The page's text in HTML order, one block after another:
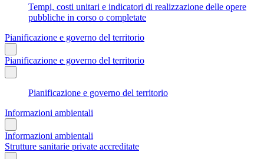
Tempi, costi unitari e indicatori di realizzazione delle opere
pubbliche in corso o completate
Pianificazione e governo del territorio
Pianificazione e governo del territorio
Pianificazione e governo del territorio
Informazioni ambientali
Informazioni ambientali
Strutture sanitarie private accreditate